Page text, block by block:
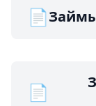
📄
📄